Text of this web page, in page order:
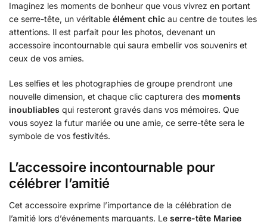
Imaginez les moments de bonheur que vous vivrez en portant
ce serre-tête, un véritable élément chic au centre de toutes les
attentions. Il est parfait pour les photos, devenant un
accessoire incontournable qui saura embellir vos souvenirs et
ceux de vos amies.
Les selfies et les photographies de groupe prendront une
nouvelle dimension, et chaque clic capturera des moments
inoubliables qui resteront gravés dans vos mémoires. Que
vous soyez la futur mariée ou une amie, ce serre-tête sera le
symbole de vos festivités.
L’accessoire incontournable pour
célébrer l’amitié
Cet accessoire exprime l’importance de la célébration de
l’amitié lors d’événements marquants. Le serre-tête Mariee